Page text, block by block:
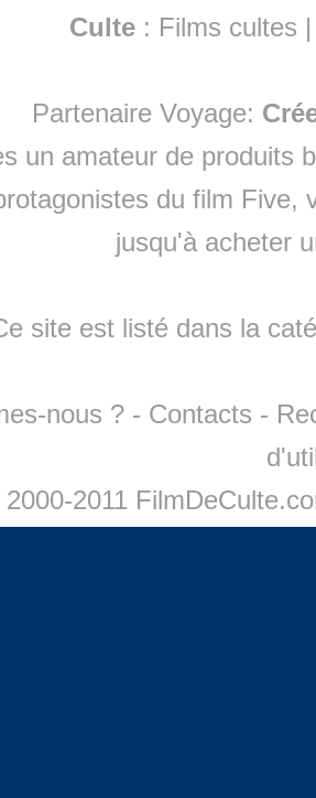
Culte : Films cultes
Partenaire Voyage:
un amateur de produits
du film Five,
jusqu'à acheter
site est listé dans la
nous ? - Contacts -
2011